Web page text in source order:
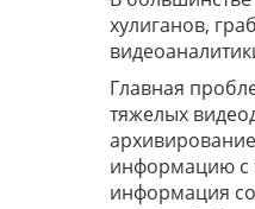
хулиганов,
Главная
тяжелых
информацию с
информация